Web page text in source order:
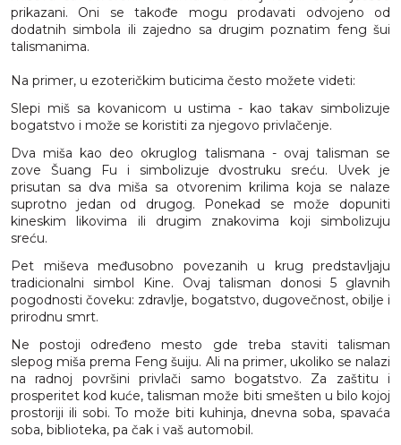
prikazani. Oni se takođe mogu prodavati odvojeno od
dodatnih simbola ili zajedno sa drugim poznatim feng šui
talismanima.
Na primer, u ezoteričkim buticima često možete videti:
Slepi miš sa kovanicom u ustima - kao takav simbolizuje
bogatstvo i može se koristiti za njegovo privlačenje.
Dva miša kao deo okruglog talismana - ovaj talisman ​​se
zove Šuang Fu i simbolizuje dvostruku sreću. Uvek je
prisutan sa dva miša sa otvorenim krilima koja se nalaze
suprotno jedan od drugog. Ponekad se može dopuniti
kineskim likovima ili drugim znakovima koji simbolizuju
sreću.
Pet miševa međusobno povezanih u krug predstavljaju
tradicionalni simbol Kine. Ovaj talisman donosi 5 glavnih
pogodnosti čoveku: zdravlje, bogatstvo, dugovečnost, obilje i
prirodnu smrt.
Ne postoji određeno mesto gde treba staviti talisman
slepog miša prema Feng šuiju. Ali na primer, ukoliko se nalazi
na radnoj površini privlači samo bogatstvo. Za zaštitu i
prosperitet kod kuće, talisman može biti smešten u bilo kojoj
prostoriji ili sobi. To može biti kuhinja, dnevna soba, spavaća
soba, biblioteka, pa čak i vaš automobil.